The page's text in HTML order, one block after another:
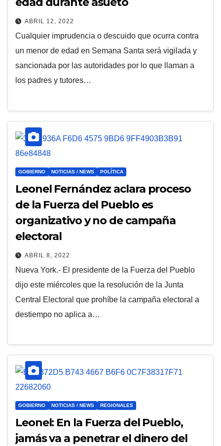
ABRIL 12, 2022
Cualquier imprudencia o descuido que ocurra contra
un menor de edad en Semana Santa será vigilada y
sancionada por las autoridades por lo que llaman a
los padres y tutores…
GOBIERNO NOTICIAS / NEWS POLÍTICA
Leonel Fernández aclara proceso
de la Fuerza del Pueblo es
organizativo y no de campaña
electoral
ABRIL 8, 2022
Nueva York.- El presidente de la Fuerza del Pueblo
dijo este miércoles que la resolución de la Junta
Central Electoral que prohíbe la campaña electoral a
destiempo no aplica a…
GOBIERNO NOTICIAS / NEWS REGIONALES
Leonel: En la Fuerza del Pueblo,
jamás va a penetrar el dinero del